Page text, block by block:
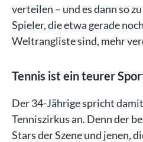
verteilen – und es dann so
Spieler, die etwa gerade
Weltrangliste sind, mehr
Tennis ist ein teurer
Der 34-Jährige spricht
Tenniszirkus an. Denn der
Stars der Szene und jenen,